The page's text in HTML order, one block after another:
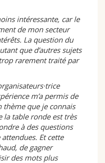
intéressante, car le
de mon secteur
La question du
que d’autres sujets
rarement traité par
m’a permis de
que je connais
la table ronde est très
à des questions
Et cette
de gagner
des mots plus